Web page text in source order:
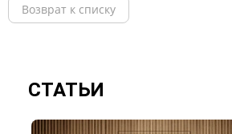
Возврат к списку
СТАТЬИ